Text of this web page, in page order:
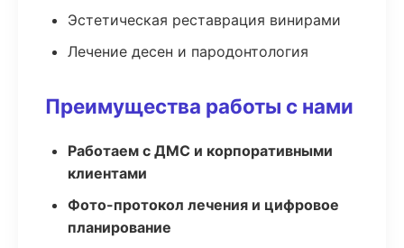
Эстетическая реставрация винирами
Лечение десен и пародонтология
Преимущества работы с нами
Работаем с ДМС и корпоративными
клиентами
Фото-протокол лечения и цифровое
планирование